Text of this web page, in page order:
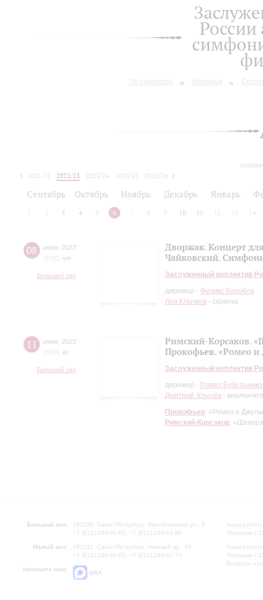
Об оркестре История
2021/22 2022/23 2023/24 2024/25
2025/26
Сентябрь Октябрь Ноябрь Декабрь Январь
2 3 4 5 6 7 8 9 10 11 12 13 14
08 июня 2023
20:00 чт
Большой зал
Дворжак. Концерт
Чайковский.
Заслуженный коллектив
дирижер - Феликс Коробов
Лев Клычков - скрипка
11 июня 2023
20:00 вc
Большой зал
Римский-Корсаков.
Прокофьев. «Ромео и
Заслуженный коллектив
дирижер - Павел
Дмитрий Хрычёв -
Прокофьев: «Ромео и
Римский-Корсаков:
Большой зал:
191186, Санкт-Петербург, Михайловская ул., 2
+7 (812) 240-01-00, +7 (812) 240-01-80
Малый зал:
191011, Санкт-Петербург, Невский пр., 30
+7 (812) 240-01-00, +7 (812) 240-01-70
Напишите нам:
MAX
Часы
Перерыв с
Часы
Перерыв с
Вопросы